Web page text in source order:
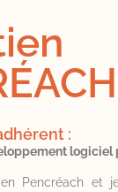
:
logiciel
Pencréach et